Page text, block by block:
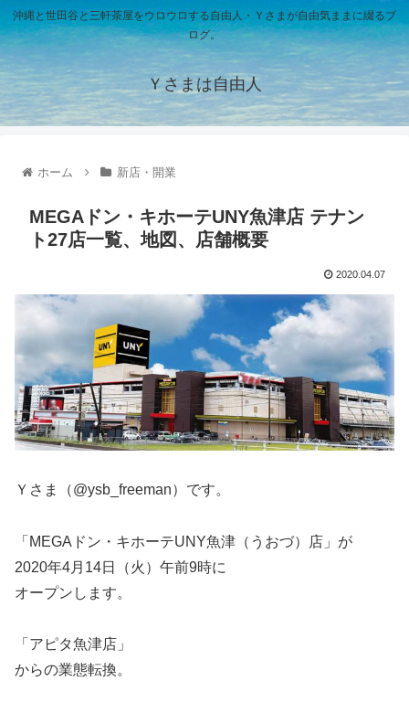
沖縄と世田谷と三軒茶屋をウロウロする自由人・Ｙさまが自由気ままに綴るブ
ログ。
Ｙさまは自由人
ホーム 新店・開業
MEGAドン・キホーテUNY魚津店 テナン
ト27店一覧、地図、店舗概要
2020.04.07
Ｙさま（@ysb_freeman）です。
「MEGAドン・キホーテUNY魚津（うおづ）店」が
2020年4月14日（火）午前9時に
オープンします。
「アピタ魚津店」
からの業態転換。